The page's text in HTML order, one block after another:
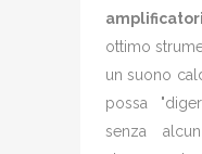
ottimo
un suono
possa
senza